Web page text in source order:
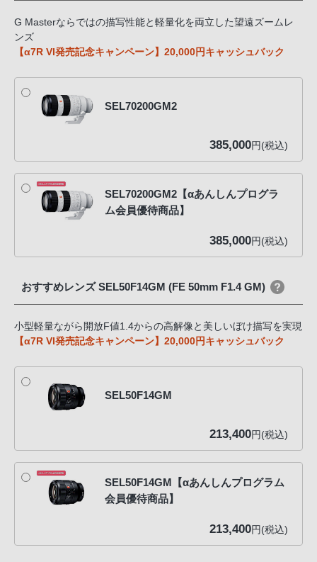
G Masterならではの描写性能と軽量化を両立した望遠ズームレ
ンズ
【α7R VI発売記念キャンペーン】20,000円キャッシュバック
SEL70200GM2
385,000円(税込)
SEL70200GM2【αあんしんプログラ
ム会員優待商品】
385,000円(税込)
おすすめレンズ SEL50F14GM (FE 50mm F1.4 GM)
小型軽量ながら開放F値1.4からの高解像と美しいぼけ描写を実現
【α7R VI発売記念キャンペーン】20,000円キャッシュバック
SEL50F14GM
213,400円(税込)
SEL50F14GM【αあんしんプログラム
会員優待商品】
213,400円(税込)